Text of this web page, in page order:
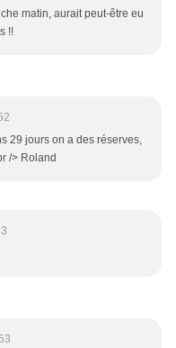
matin, aurait peut-être eu
!!
29 jours on a des réserves,
/> Roland